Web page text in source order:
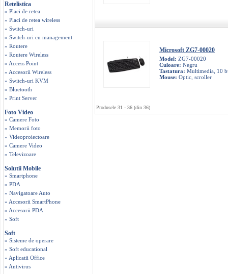
Retelistica
» Placi de retea
» Placi de retea wireless
» Switch-uri
» Switch-uri cu management
» Routere
» Routere Wireless
» Access Point
» Accesorii Wireless
» Switch-uri KVM
» Bluetooth
» Print Server
Foto Video
» Camere Foto
» Memorii foto
» Videoproiectoare
» Camere Video
» Televizoare
Solutii Mobile
» Smartphone
» PDA
» Navigatoare Auto
» Accesorii SmartPhone
» Accesorii PDA
» Soft
Soft
» Sisteme de operare
» Soft educational
» Aplicatii Office
» Antivirus
Microsoft ZG7-00020
Model: ZG7-00020
Culoare: Negru
Tastatura: Multimedia, 10
Mouse: Optic, scroller
Produsele 31 - 36 (din 36)